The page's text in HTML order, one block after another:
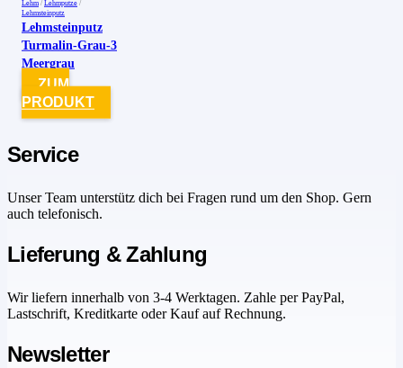
Lehm / Lehmputze /
Lehmsteinputz
Lehmsteinputz
Turmalin-Grau-3
Meergrau
ZUM
PRODUKT
Service
Unser Team unterstütz dich bei Fragen rund um den Shop. Gern
auch telefonisch.
Lieferung & Zahlung
Wir liefern innerhalb von 3-4 Werktagen. Zahle per PayPal,
Lastschrift, Kreditkarte oder Kauf auf Rechnung.
Newsletter